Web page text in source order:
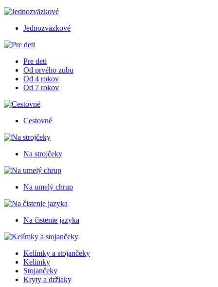
Jednozväzkové
Pre deti
Od prvého zubu
Od 4 rokov
Od 7 rokov
Cestovné
Na strojčeky
Na umelý chrup
Na čistenie jazyka
Kelímky a stojančeky
Kelímky
Stojančeky
Kryty a držiaky